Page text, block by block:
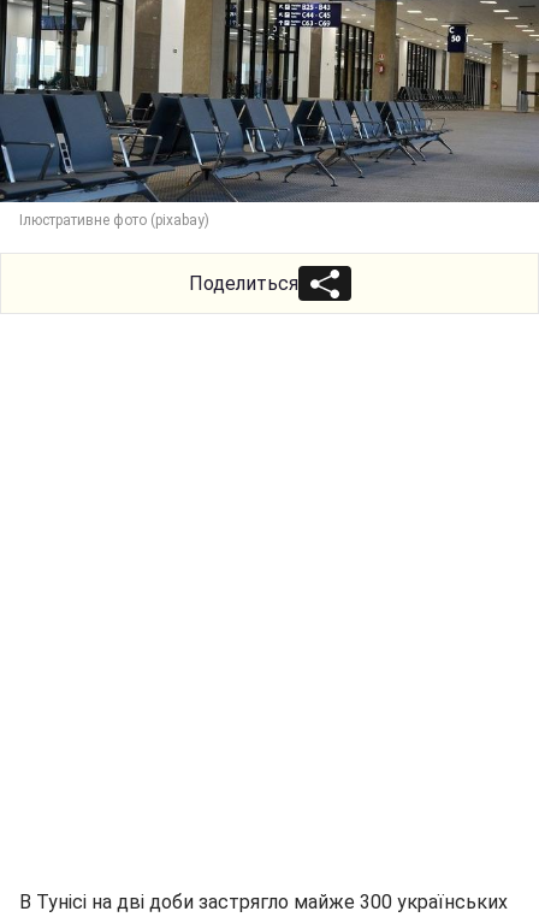
Ілюстративне фото (pixabay)
Поделиться
В Тунісі на дві доби застрягло майже 300 українських